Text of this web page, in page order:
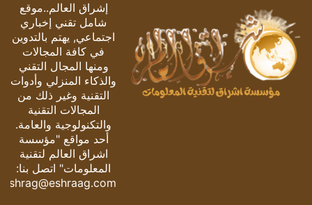
إشراق العالم..موقع
شامل تقني إخباري
اجتماعي, يهتم بالتدوين
في كافة المجالات
ومنها المجال التقني
والذكاء المنزلي وأدوات
التقنية وغير ذلك من
المجالات التقنية
والتكنولوجية والعامة.
أحد مواقع "مؤسسة
اشراق العالم لتقنية
المعلومات" اتصل بنا:
eshrag@eshraag.com